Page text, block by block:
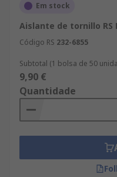
Em stock
Aislante de tornillo RS
Código RS 232-6855
Subtotal (1 bolsa de 50
9,90 €
Quantidade